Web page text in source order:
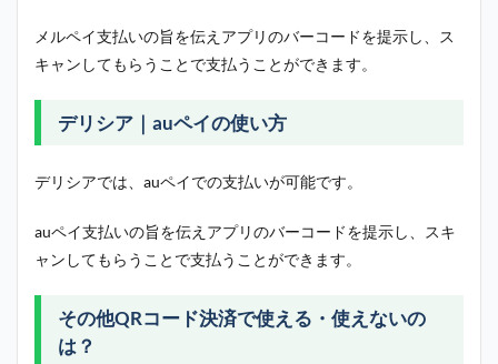
メルペイ支払いの旨を伝えアプリのバーコードを提示し、ス
キャンしてもらうことで支払うことができます。
デリシア｜auペイの使い方
デリシアでは、auペイでの支払いが可能です。
auペイ支払いの旨を伝えアプリのバーコードを提示し、スキ
ャンしてもらうことで支払うことができます。
その他QRコード決済で使える・使えないの
は？